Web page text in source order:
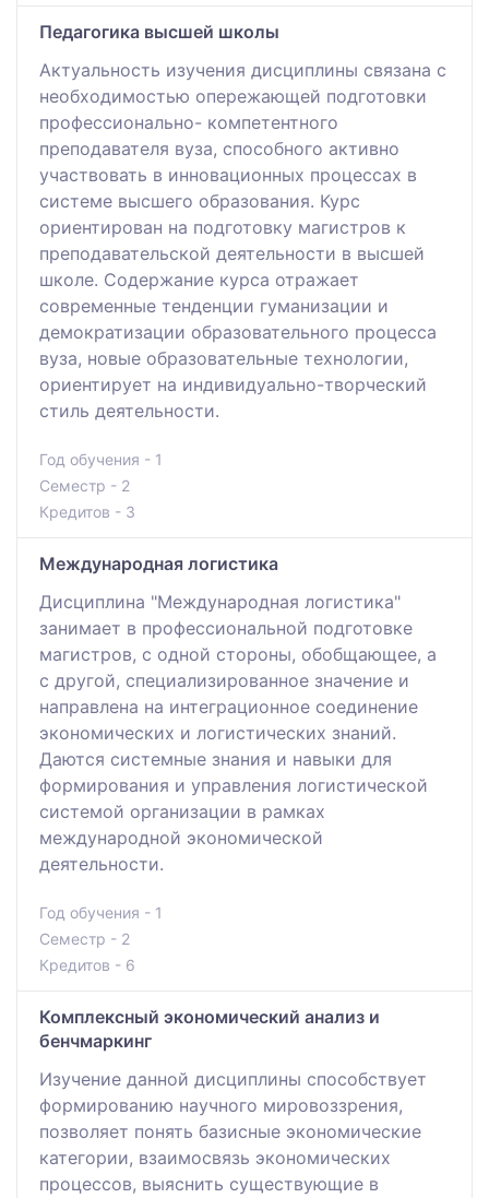
Педагогика высшей школы
Актуальность изучения дисциплины связана с
необходимостью опережающей подготовки
профессионально- компетентного
преподавателя вуза, способного активно
участвовать в инновационных процессах в
системе высшего образования. Курс
ориентирован на подготовку магистров к
преподавательской деятельности в высшей
школе. Содержание курса отражает
современные тенденции гуманизации и
демократизации образовательного процесса
вуза, новые образовательные технологии,
ориентирует на индивидуально-творческий
стиль деятельности.
Год обучения - 1
Семестр - 2
Кредитов - 3
Международная логистика
Дисциплина "Международная логистика"
занимает в профессиональной подготовке
магистров, с одной стороны, обобщающее, а
с другой, специализированное значение и
направлена на интеграционное соединение
экономических и логистических знаний.
Даются системные знания и навыки для
формирования и управления логистической
системой организации в рамках
международной экономической
деятельности.
Год обучения - 1
Семестр - 2
Кредитов - 6
Комплексный экономический анализ и
бенчмаркинг
Изучение данной дисциплины способствует
формированию научного мировоззрения,
позволяет понять базисные экономические
категории, взаимосвязь экономических
процессов, выяснить существующие в